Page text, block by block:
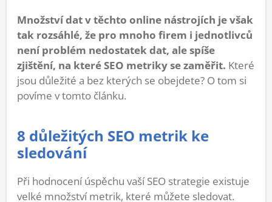
Množství dat v těchto online nástrojích je však
tak rozsáhlé, že pro mnoho firem i jednotlivců
není problém nedostatek dat, ale spíše
zjištění, na které SEO metriky se zaměřit. Které
jsou důležité a bez kterých se obejdete? O tom si
povíme v tomto článku.
8 důležitých SEO metrik ke
sledování
Při hodnocení úspěchu vaší SEO strategie existuje
velké množství metrik, které můžete sledovat.